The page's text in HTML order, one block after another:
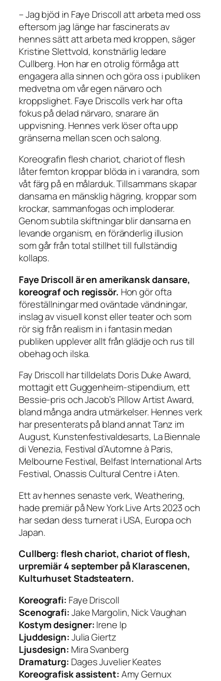
– Jag bjöd in Faye Driscoll att arbeta med oss
eftersom jag länge har fascinerats av
hennes sätt att arbeta med kroppen, säger
Kristine Slettvold, konstnärlig ledare
Cullberg. Hon har en otrolig förmåga att
engagera alla sinnen och göra oss i publiken
medvetna om vår egen närvaro och
kroppslighet. Faye Driscolls verk har ofta
fokus på delad närvaro, snarare än
uppvisning. Hennes verk löser ofta upp
gränserna mellan scen och salong.
Koreografin flesh chariot, chariot of flesh
låter femton kroppar blöda in i varandra, som
våt färg på en målarduk. Tillsammans skapar
dansarna en mänsklig hägring, kroppar som
krockar, sammanfogas och imploderar.
Genom subtila skiftningar blir dansarna en
levande organism, en föränderlig illusion
som går från total stillhet till fullständig
kollaps.
Faye Driscoll är en amerikansk dansare,
koreograf och regissör. Hon gör ofta
föreställningar med oväntade vändningar,
inslag av visuell konst eller teater och som
rör sig från realism in i fantasin medan
publiken upplever allt från glädje och rus till
obehag och ilska.
Fay Driscoll har tilldelats Doris Duke Award,
mottagit ett Guggenheim-stipendium, ett
Bessie-pris och Jacob’s Pillow Artist Award,
bland många andra utmärkelser. Hennes verk
har presenterats på bland annat Tanz im
August, Kunstenfestivaldesarts, La Biennale
di Venezia, Festival d’Automne à Paris,
Melbourne Festival, Belfast International Arts
Festival, Onassis Cultural Centre i Aten.
Ett av hennes senaste verk, Weathering,
hade premiär på New York Live Arts 2023 och
har sedan dess turnerat i USA, Europa och
Japan.
Cullberg: flesh chariot, chariot of flesh,
urpremiär 4 september på Klarascenen,
Kulturhuset Stadsteatern.
Koreografi: Faye Driscoll
Scenografi:Jake Margolin, Nick Vaughan
Kostym designer:Irene Ip
Ljuddesign:Julia Giertz
Ljusdesign: Mira Svanberg
Dramaturg: Dages Juvelier Keates
Koreografisk assistent:Amy Gernux